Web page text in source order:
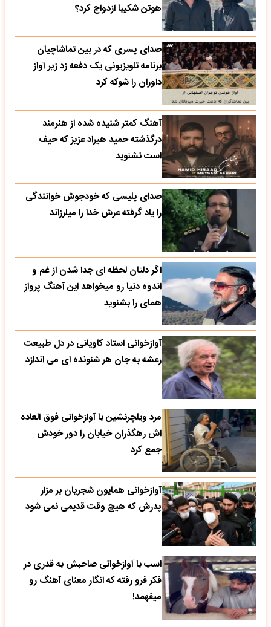
صدای پسری که در بین تماشاچیان
برنامه تلویزیونی یک دفعه زد زیر آواز
داوران را شوکه کرد
آهنگ کمتر شنیده شده از هنرمند
است نشنوید
صدای پلیسی که خودجوش خوانندگی
را یاد گرفته عرش خدا را میلرزاند
اگر دلتان لحظه ای جدا شدن از غم و
اندوه دنیا رو میخواهد این آهنگ پرواز
همای را بشنوید
آوازخوانی استاد کاویانی در دل طبیعت
رعشه به جان هر شنونده ای می اندازد
مرد ویلچرنشین با آوازخوانی فوق العاده
اش رهگذران خیابان را دور خودش
جمع کرد
آوازخوانی همایون شجریان بر مزار
پدرش که هیچ وقت قدیمی نمی شود
اسب با آوازخوانی صاحبش به قدری در
فکر فرو رفته که انگار معنای آهنگ رو
میفهمد!
رقص و پایکوبی پر انرژی مردان کوتاه